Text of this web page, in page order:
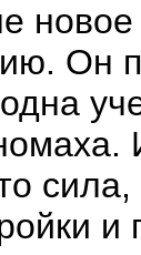
Он